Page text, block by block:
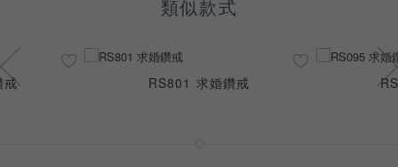
類似款式
戒 RS095 求婚鑽戒